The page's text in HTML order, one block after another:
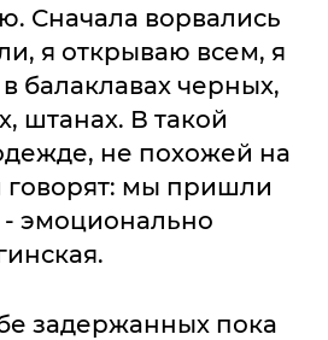
Сначала ворвались
я открываю всем, я
балаклавах черных,
штанах. В такой
не похожей на
мы пришли
- эмоционально
задержанных пока